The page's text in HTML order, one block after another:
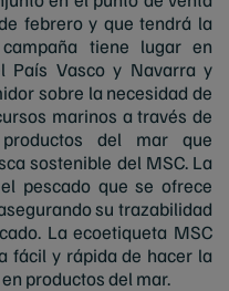
febrero y que tendrá la
tiene lugar en
País Vasco y Navarra y
sobre la necesidad de
marinos a través de
del mar que
sostenible del MSC. La
pescado que se ofrece
su trazabilidad
La ecoetiqueta MSC
fácil y rápida de hacer la
productos del mar.